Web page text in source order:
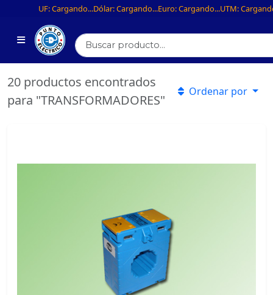
UF:Cargando...Dólar:Cargando...Euro:Cargando...UTM:
20 productos encontrados
para "TRANSFORMADORES"
Ordenar por